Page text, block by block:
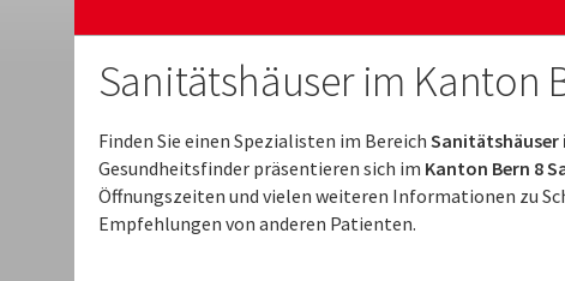
Sanitätshäuser im Kanton
Finden Sie einen Spezialisten im Bereich Sanitätshäuser
Gesundheitsfinder präsentieren sich im Kanton Bern 8
Öffnungszeiten und vielen weiteren Informationen zu
Empfehlungen von anderen Patienten.